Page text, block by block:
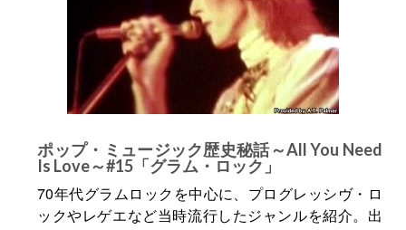
ポップ・ミュージック歴史秘話～All You Need
Is Love～#15「グラム・ロック」
70年代グラムロックを中心に、プログレッシヴ・ロ
ックやレゲエなど当時流行したジャンルを紹介。出